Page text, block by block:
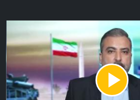
Play
Video